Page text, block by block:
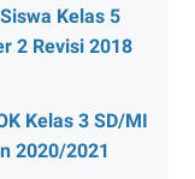
Kelas 5
2 Revisi 2018
Kelas 3 SD/MI
2020/2021